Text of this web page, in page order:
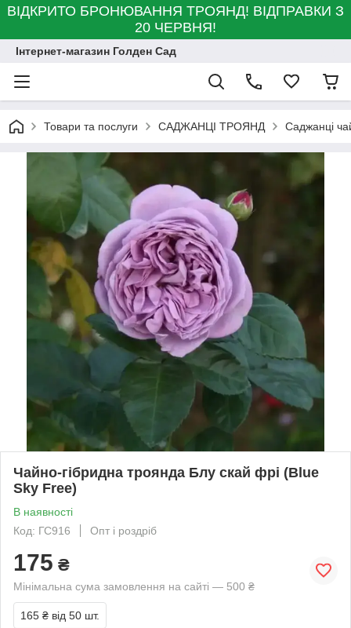
ВІДКРИТО БРОНЮВАННЯ ТРОЯНД! ВІДПРАВКИ З
20 ЧЕРВНЯ!
Інтернет-магазин Голден Сад
Товари та послуги САДЖАНЦІ ТРОЯНД Саджанці
Чайно-гібридна троянда Блу скай фрі (Blue
Sky Free)
В наявності
Код: ГС916
Опт і роздріб
175 ₴
Мінімальна сума замовлення на сайті — 500 ₴
165 ₴ від 50 шт.